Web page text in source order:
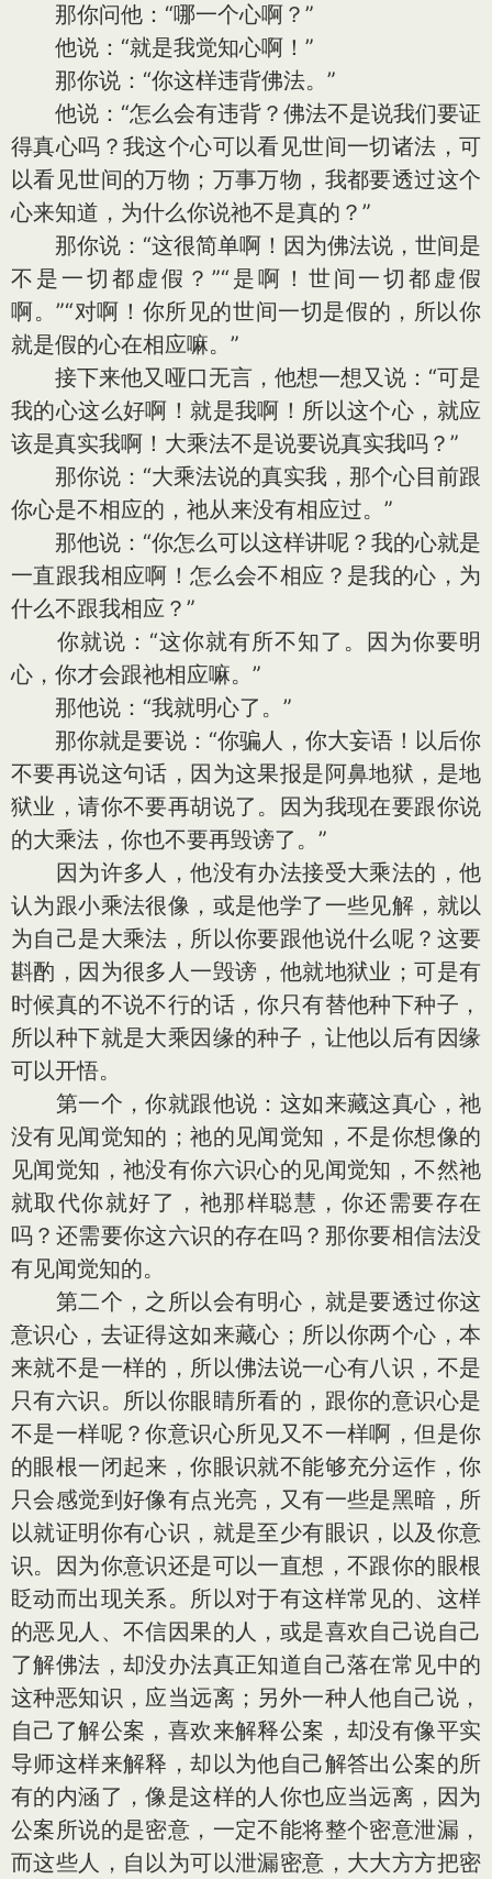
那你问他：“哪一个心啊？”
他说：“就是我觉知心啊！”
那你说：“你这样违背佛法。”
他说：“怎么会有违背？佛法不是说我们要证
得真心吗？我这个心可以看见世间一切诸法，可
以看见世间的万物；万事万物，我都要透过这个
心来知道，为什么你说祂不是真的？”
那你说：“这很简单啊！因为佛法说，世间是
不是一切都虚假？”“是啊！世间一切都虚假
啊。”“对啊！你所见的世间一切是假的，所以你
就是假的心在相应嘛。”
接下来他又哑口无言，他想一想又说：“可是
我的心这么好啊！就是我啊！所以这个心，就应
该是真实我啊！大乘法不是说要说真实我吗？”
那你说：“大乘法说的真实我，那个心目前跟
你心是不相应的，祂从来没有相应过。”
那他说：“你怎么可以这样讲呢？我的心就是
一直跟我相应啊！怎么会不相应？是我的心，为
什么不跟我相应？”
你就说：“这你就有所不知了。因为你要明
心，你才会跟祂相应嘛。”
那他说：“我就明心了。”
那你就是要说：“你骗人，你大妄语！以后你
不要再说这句话，因为这果报是阿鼻地狱，是地
狱业，请你不要再胡说了。因为我现在要跟你说
的大乘法，你也不要再毁谤了。”
因为许多人，他没有办法接受大乘法的，他
认为跟小乘法很像，或是他学了一些见解，就以
为自己是大乘法，所以你要跟他说什么呢？这要
斟酌，因为很多人一毁谤，他就地狱业；可是有
时候真的不说不行的话，你只有替他种下种子，
所以种下就是大乘因缘的种子，让他以后有因缘
可以开悟。
第一个，你就跟他说：这如来藏这真心，祂
没有见闻觉知的；祂的见闻觉知，不是你想像的
见闻觉知，祂没有你六识心的见闻觉知，不然祂
就取代你就好了，祂那样聪慧，你还需要存在
吗？还需要你这六识的存在吗？那你要相信法没
有见闻觉知的。
第二个，之所以会有明心，就是要透过你这
意识心，去证得这如来藏心；所以你两个心，本
来就不是一样的，所以佛法说一心有八识，不是
只有六识。所以你眼睛所看的，跟你的意识心是
不是一样呢？你意识心所见又不一样啊，但是你
的眼根一闭起来，你眼识就不能够充分运作，你
只会感觉到好像有点光亮，又有一些是黑暗，所
以就证明你有心识，就是至少有眼识，以及你意
识。因为你意识还是可以一直想，不跟你的眼根
眨动而出现关系。所以对于有这样常见的、这样
的恶见人、不信因果的人，或是喜欢自己说自己
了解佛法，却没办法真正知道自己落在常见中的
这种恶知识，应当远离；另外一种人他自己说，
自己了解公案，喜欢来解释公案，却没有像平实
导师这样来解释，却以为他自己解答出公案的所
有的内涵了，像是这样的人你也应当远离，因为
公案所说的是密意，一定不能将整个密意泄漏，
而这些人，自以为可以泄漏密意，大大方方把密